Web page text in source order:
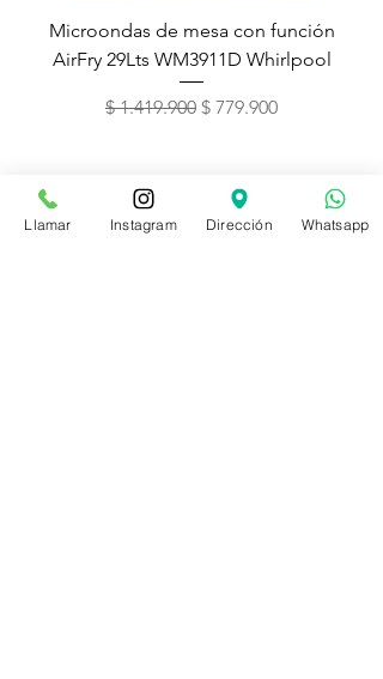
Microondas de mesa con función
AirFry 29Lts WM3911D Whirlpool
Precio
$ 1.419.900 Precio de oferta
$ 779.900
Contáctenos
Llamar Instagram Dirección Whatsapp